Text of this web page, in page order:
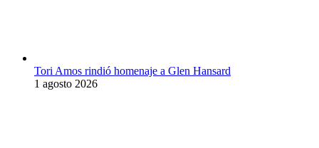
Tori Amos rindió homenaje a Glen Hansard
1 agosto 2026